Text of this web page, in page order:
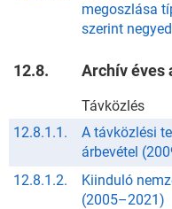
megoszlása
szerint
12.8. Archív éves
Távközlés
12.8.1.1.
A távközlési
árbevétel (
12.8.1.2.
Kiinduló
(2005–2021)